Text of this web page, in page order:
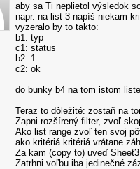
aby sa Ti neplietol výsledok
napr. na list 3 napíš niekam
vyzeralo by to takto:
b1: typ
c1: status
b2: 1
c2: ok
do bunky b4 na tom istom
Teraz to dôležité: zostaň na
Zapni rozšírený filter, zvoľ
Ako list range zvoľ ten svoj
ako kritériá kritériá vrátane
Za kam (copy to) uveď
Zatrhni voľbu iba jedinečné